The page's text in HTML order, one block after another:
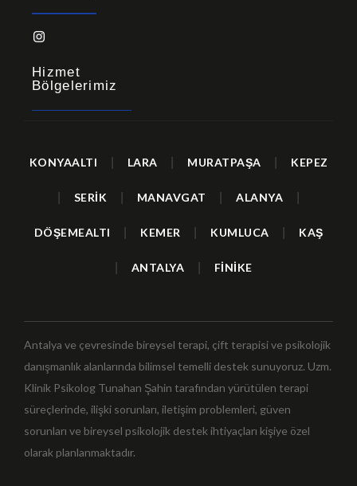
Hizmet
Bölgelerimiz
KONYAALTI LARA MURATPAŞA KEPEZ
SERİK MANAVGAT ALANYA
DÖŞEMEALTI KEMER KUMLUCA KAŞ
ANTALYA FİNİKE
Antalya ve çevresinde bireysel terapi, çift terapisi ve psikolojik
danışmanlık alanlarında bilimsel temelli destek sunuyoruz. Uzm.
Klinik Psikolog Tunahan Şahin tarafından yürütülen terapi
süreçlerinde, ilişki sorunları, iletişim problemleri, güven
sorunları ve bireysel psikolojik destek ihtiyaçları kişiye özel
olarak planlanmaktadır.